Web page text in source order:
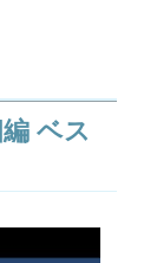
ベス